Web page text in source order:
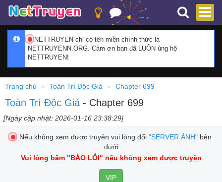
NETTRUYEN chỉ có tên miền chính thức là
NETTRUYENN.ORG. Cảm ơn bạn đã LUÔN ủng hộ
NETTRUYEN!
Trang chủ Toàn Trí Độc Giả Chapter 699
Toàn Trí Độc Giả - Chapter 699
[Ngày cập nhật: 2026-01-16 23:38:29]
Nếu không xem được truyện vui lòng đổi "SERVER ẢNH"bên
dưới
Vui lòng bấm "BÁO LỖI" nếu không xem được truyện
VIP